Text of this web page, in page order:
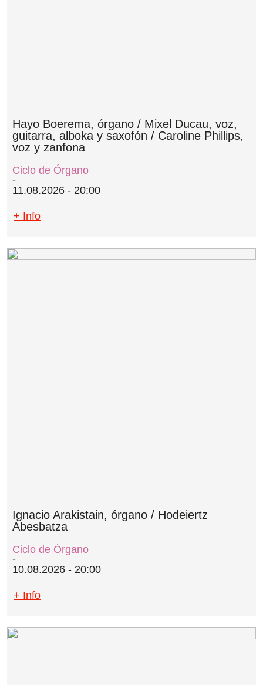
Hayo Boerema, órgano / Mixel Ducau, voz,
guitarra, alboka y saxofón / Caroline Phillips,
voz y zanfona
Ciclo de Órgano
11.08.2026 - 20:00
+ Info
Ignacio Arakistain, órgano / Hodeiertz
Abesbatza
Ciclo de Órgano
10.08.2026 - 20:00
+ Info